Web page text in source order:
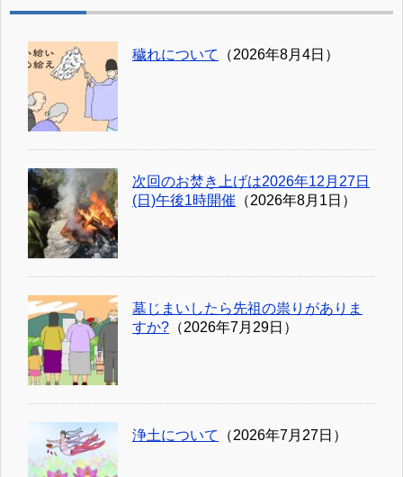
穢れについて （2026年8月4日）
次回のお焚き上げは2026年12月27日
(日)午後1時開催 （2026年8月1日）
墓じまいしたら先祖の祟りがありま
すか? （2026年7月29日）
浄土について （2026年7月27日）